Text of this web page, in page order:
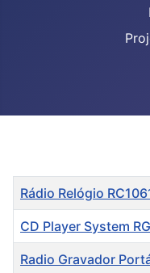
Título
Rádio Relógio
CD Player System
Radio Gravador